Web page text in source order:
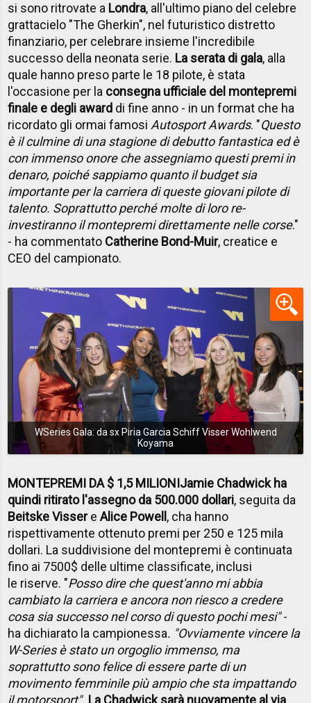
si sono ritrovate a Londra, all'ultimo piano del celebre
grattacielo "The Gherkin", nel futuristico distretto
finanziario, per celebrare insieme l'incredibile
successo della neonata serie. La serata di gala, alla
quale hanno preso parte le 18 pilote, è stata
l'occasione per la consegna ufficiale del montepremi
finale e degli award di fine anno - in un format che ha
ricordato gli ormai famosiAutosport Awards. "Questo
è il culmine di una stagione di debutto fantastica ed è
con immenso onore che assegniamo questi premi in
denaro, poiché sappiamo quanto il budget sia
importante per la carriera di queste giovani pilote di
talento. Soprattutto perché molte di loro re-
investiranno il montepremi direttamente nelle corse."
- ha commentato Catherine Bond-Muir, creatice e
CEO del campionato.
WSeries Gala: da sx Piria Garcia Schiff Visser Wohlwend
Koyama
MONTEPREMI DA $ 1,5 MILIONIJamie Chadwick ha
quindi ritirato l'assegno da 500.000 dollari, seguita da
Beitske VissereAlice Powell, cha hanno
rispettivamente ottenuto premi per 250 e 125 mila
dollari. La suddivisione del montepremi è continuata
fino ai 7500$ delle ultime classificate, inclusi
le riserve. "Posso dire che quest'anno mi abbia
cambiato la carriera e ancora non riesco a credere
cosa sia successo nel corso di questo pochi mesi"-
ha dichiarato la campionessa. "Ovviamente vincere la
W-Series è stato un orgoglio immenso, ma
soprattutto sono felice di essere parte di un
movimento femminile più ampio che sta impattando
il motorsport". La Chadwick sarà nuovamente al via